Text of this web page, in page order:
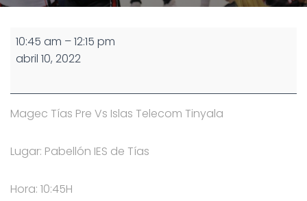
Partido
Cadete
10:45 am –12:15 pm
abril 10, 2022
Magec Tías Pre Vs Islas Telecom Tinyala
Lugar: Pabellón IES de Tías
Hora: 10:45H